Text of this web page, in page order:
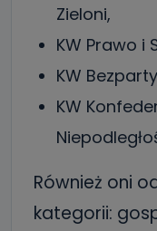
Zieloni,
KW Prawo i
KW
KW
Również oni
kategorii: